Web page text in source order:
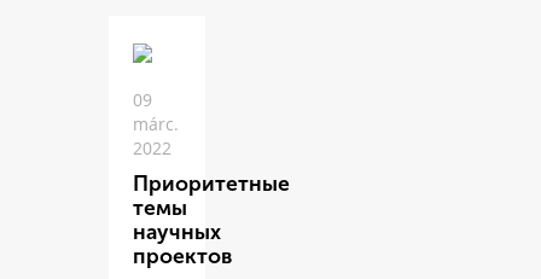
09
márc.
2022
Приоритетные
темы
научных
проектов